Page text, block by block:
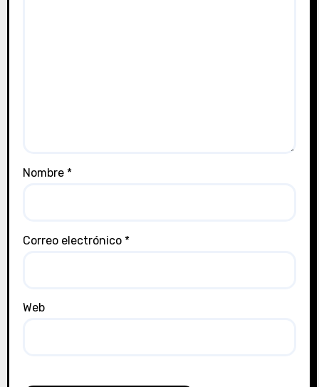
Nombre *
Correo electrónico *
Web